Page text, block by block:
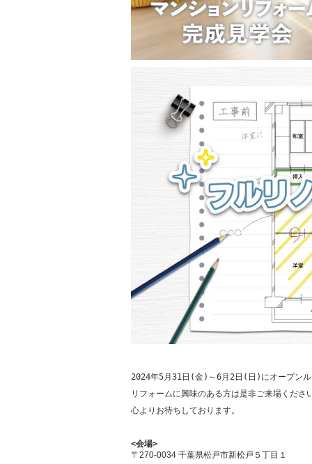
2024年5月31日(金)～6月2日(日)にオープンル
リフォームに興味のある方は是非ご来場くださ
心よりお待ちしております。
<会場>
〒270-0034 千葉県松戸市新松戸５丁目１